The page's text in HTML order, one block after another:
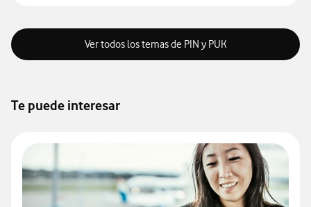
Ver todos los temas de PIN y PUK
Te puede interesar